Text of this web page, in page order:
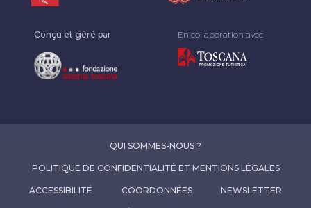
Conçu et géré par En collaboration avec
QUI SOMMES-NOUS ?
POLITIQUE DE CONFIDENTIALITÉ ET MENTIONS LÉGALES
ACCESSIBILITÉ COORDONNÉES NEWSLETTER